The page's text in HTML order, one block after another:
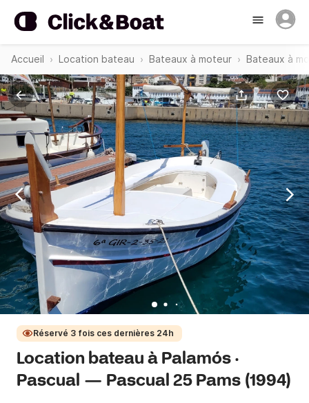
Accueil Location bateau Bateaux à moteur Bateaux à
Réservé 3 fois ces dernières 24h
Location bateau à Palamós ·
Pascual — Pascual 25 Pams (1994)